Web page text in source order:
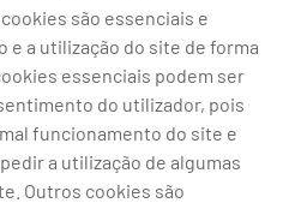
são essenciais e
e a utilização do site de forma
essenciais podem ser
do utilizador, pois
funcionamento do site e
a utilização de algumas
Outros cookies são